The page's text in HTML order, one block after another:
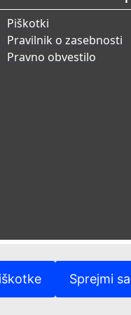
Sprejmi
Piškotki
Pravilnik o zasebnosti
Pravno obvestilo